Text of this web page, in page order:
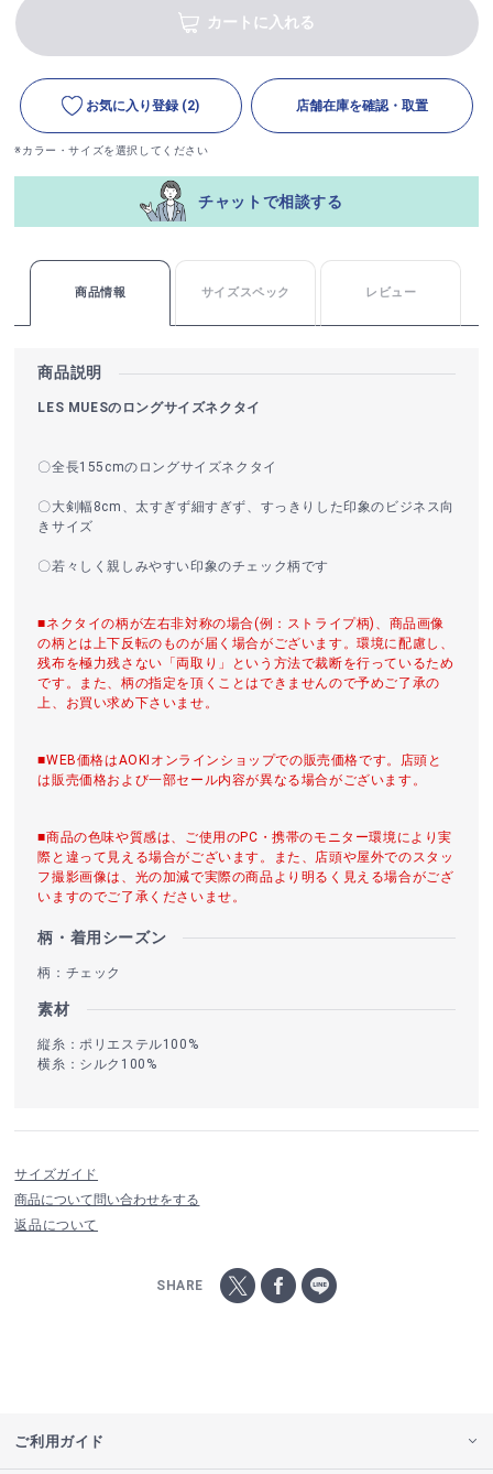
カートに入れる
お気に入り登録 (2) 店舗在庫を確認・取置
※カラー・サイズを選択してください
チャットで相談する
商品情報 サイズスペック レビュー
商品説明
LES MUESのロングサイズネクタイ
〇全長155cmのロングサイズネクタイ
〇大剣幅8cm、太すぎず細すぎず、すっきりした印象のビジネス向
きサイズ
〇若々しく親しみやすい印象のチェック柄です
■ネクタイの柄が左右非対称の場合(例：ストライプ柄)、商品画像
の柄とは上下反転のものが届く場合がございます。環境に配慮し、
残布を極力残さない「両取り」という方法で裁断を行っているため
です。また、柄の指定を頂くことはできませんので予めご了承の
上、お買い求め下さいませ。
■WEB価格はAOKIオンラインショップでの販売価格です。店頭と
は販売価格および一部セール内容が異なる場合がございます。
■商品の色味や質感は、ご使用のPC・携帯のモニター環境により実
際と違って見える場合がございます。また、店頭や屋外でのスタッ
フ撮影画像は、光の加減で実際の商品より明るく見える場合がござ
いますのでご了承くださいませ。
柄・着用シーズン
柄：チェック
素材
縦糸：ポリエステル100%
横糸：シルク100%
サイズガイド
商品について問い合わせをする
返品について
SHARE
ご利用ガイド